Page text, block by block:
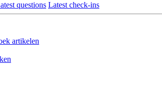
questions Latest check-ins
artikelen